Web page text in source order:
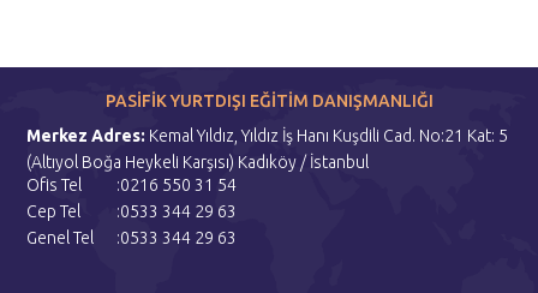
PASİFİK YURTDIŞI EĞİTİM DANIŞMANLIĞI
Merkez Adres: Kemal Yıldız, Yıldız İş Hanı Kuşdili Cad. No:21 Kat: 5
(Altıyol Boğa Heykeli Karşısı) Kadıköy / İstanbul
Ofis Tel
:0216 550 31 54
Cep Tel
:0533 344 29 63
Genel Tel
:0533 344 29 63